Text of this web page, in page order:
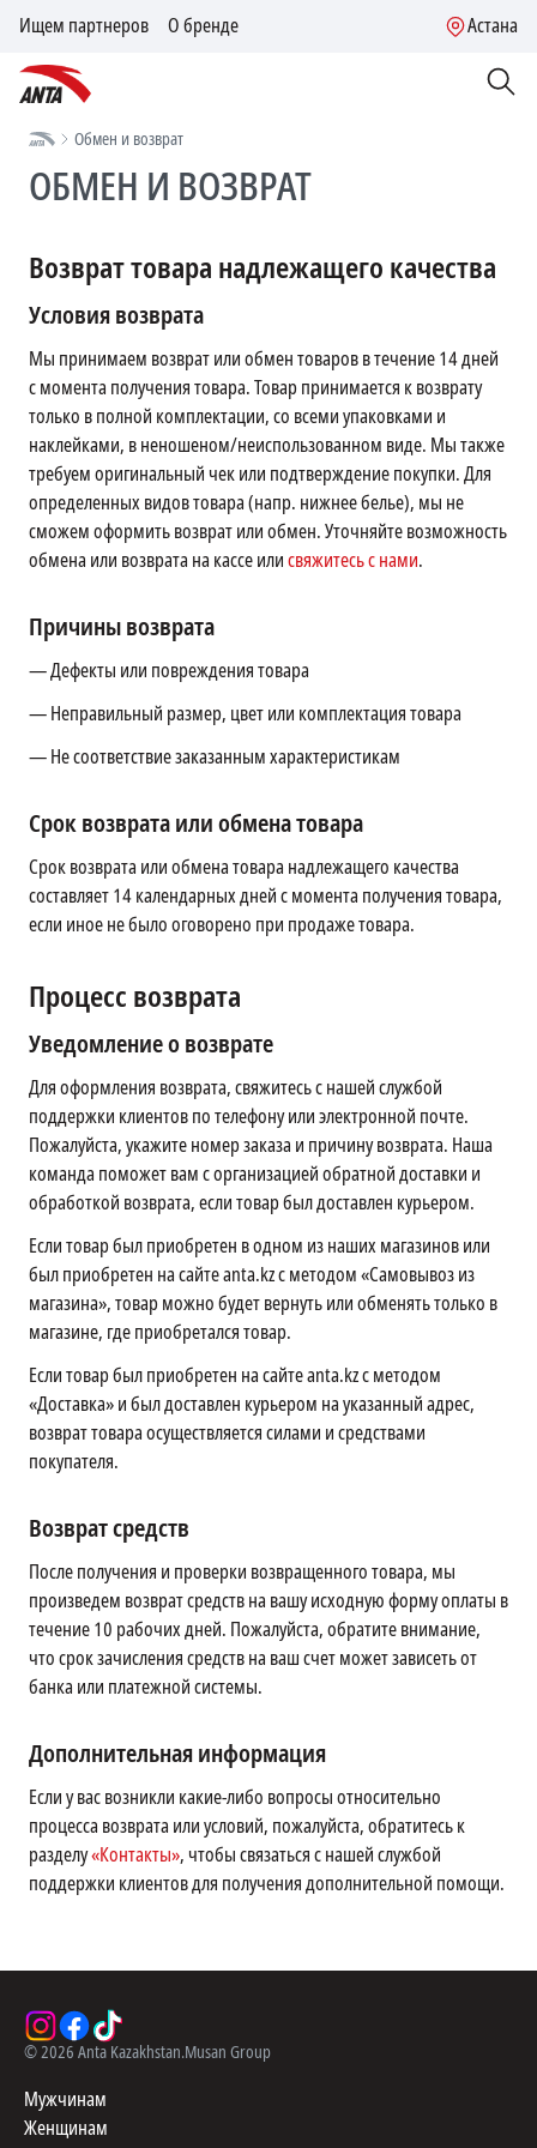
Ищем партнеров О бренде Астана
Обмен и возврат
ОБМЕН И ВОЗВРАТ
Возврат товара надлежащего качества
Условия возврата
Мы принимаем возврат или обмен товаров в течение 14 дней
с момента получения товара. Товар принимается к возврату
только в полной комплектации, со всеми упаковками и
наклейками, в неношеном/неиспользованном виде. Мы также
требуем оригинальный чек или подтверждение покупки. Для
определенных видов товара (напр. нижнее белье), мы не
сможем оформить возврат или обмен. Уточняйте возможность
обмена или возврата на кассе илисвяжитесь с нами.
Причины возврата
— Дефекты или повреждения товара
— Неправильный размер, цвет или комплектация товара
— Не соответствие заказанным характеристикам
Срок возврата или обмена товара
Срок возврата или обмена товара надлежащего качества
составляет 14 календарных дней с момента получения товара,
если иное не было оговорено при продаже товара.
Процесс возврата
Уведомление о возврате
Для оформления возврата, свяжитесь с нашей службой
поддержки клиентов по телефону или электронной почте.
Пожалуйста, укажите номер заказа и причину возврата. Наша
команда поможет вам с организацией обратной доставки и
обработкой возврата, если товар был доставлен курьером.
Если товар был приобретен в одном из наших магазинов или
был приобретен на сайте anta.kz с методом «Самовывоз из
магазина», товар можно будет вернуть или обменять только в
магазине, где приобретался товар.
Если товар был приобретен на сайте anta.kz с методом
«Доставка» и был доставлен курьером на указанный адрес,
возврат товара осуществляется силами и средствами
покупателя.
Возврат средств
После получения и проверки возвращенного товара, мы
произведем возврат средств на вашу исходную форму оплаты в
течение 10 рабочих дней. Пожалуйста, обратите внимание,
что срок зачисления средств на ваш счет может зависеть от
банка или платежной системы.
Дополнительная информация
Если у вас возникли какие-либо вопросы относительно
процесса возврата или условий, пожалуйста, обратитесь к
разделу«Контакты», чтобы связаться с нашей службой
поддержки клиентов для получения дополнительной помощи.
©2026 Anta Kazakhstan.Musan Group
Мужчинам
Женщинам